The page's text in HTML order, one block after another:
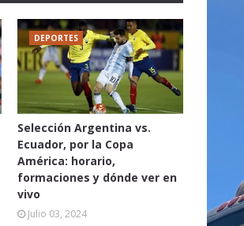
DEPORTES
Selección Argentina vs.
Ecuador, por la Copa
América: horario,
formaciones y dónde ver en
vivo
Julio 03, 2024